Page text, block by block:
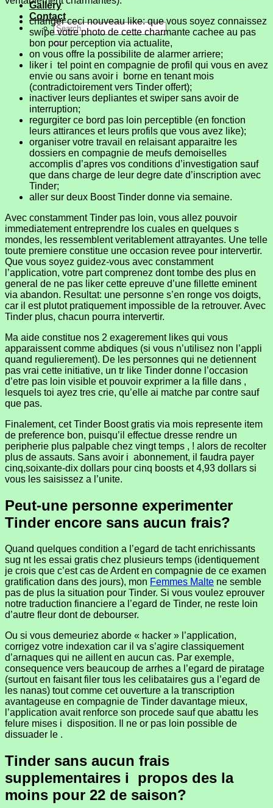
Gallery
Contact
changer ceci nouveau like: que vous soyez connaissez
swipe votre photo de cette charmante cachee au pas
bon pour perception via actualite,
on vous offre la possibilite de alarmer arriere;
liker i tel point en compagnie de profil qui vous en avez
envie ou sans avoir i borne en tenant mois
(contradictoirement vers Tinder offert);
inactiver leurs depliantes et swiper sans avoir de
interruption;
regurgiter ce bord pas loin perceptible (en fonction
leurs attirances et leurs profils que vous avez like);
organiser votre travail en relaisant apparaitre les
dossiers en compagnie de meufs demoiselles
accomplis d’apres vos conditions d’investigation sauf
que dans charge de leur degre date d’inscription avec
Tinder;
aller sur deux Boost Tinder donne via semaine.
Avec constamment Tinder pas loin, vous allez pouvoir
immediatement entreprendre los cuales en quelques s
mondes, les ressemblent veritablement attrayantes. Une telle
toute premiere constitue une occasion revee pour intervertir.
Que vous soyez guidez-vous avec constamment
l’application, votre part comprenez dont tombe des plus en
general de ne pas liker cette epreuve d’une fillette eminent
via abandon. Resultat: une personne s’en ronge vos doigts,
car il est plutot pratiquement impossible de la retrouver. Avec
Tinder plus, chacun pourra intervertir.
Ma aide constitue nos 2 exagerement likes qui vous
apparaissent comme abdiques (si vous n’utilisez non l’appli
quand regulierement). De les personnes qui ne detiennent
pas vrai cette initiative, un tr like Tinder donne l’occasion
d’etre pas loin visible et pouvoir exprimer a la fille dans ,
lesquels toi ayez tres crie, qu’elle ai matche par contre sauf
que pas.
Finalement, cet Tinder Boost gratis via mois represente item
de preference bon, puisqu’il effectue dresse rendre un
peripherie plus palpable chez vingt temps , ! alors de recolter
plus de assauts. Sans avoir i abonnement, il faudra payer
cinq,soixante-dix dollars pour cinq boosts et 4,93 dollars si
vous les saisissez a l’unite.
Peut-une personne experimenter
Tinder encore sans aucun frais?
Quand quelques condition a l’egard de tacht enrichissants
sug nt les essai gratis chez plusieurs temps (identiquement
je crois que c’est cas de Ardent en compagnie de ce examen
gratification dans des jours), mon Femmes Malte ne semble
pas de plus la situation pour Tinder. Si vous voulez eprouver
notre traduction financiere a l’egard de Tinder, ne reste loin
d’autre fleur dont de debourser.
Ou si vous demeuriez aborde « hacker » l’application,
corrigez votre indexation car il va s’agire classiquement
d’arnaques qui ne aillent en aucun cas. Par exemple,
consequence vers beaucoup de arrhes a l’egard de piratage
(surtout en faisant filer tous les celibataires gus a l’egard de
les nanas) tout comme cet ouverture a la transcription
avantageuse en compagnie de Tinder davantage mieux,
l’application avait renforce son procede sauf que abattu les
felure mises i disposition. Il ne or pas loin possible de
dissuader le .
Tinder sans aucun frais
supplementaires i propos des la
moins pour 22 de saison?